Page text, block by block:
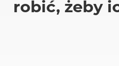
robić, żeby